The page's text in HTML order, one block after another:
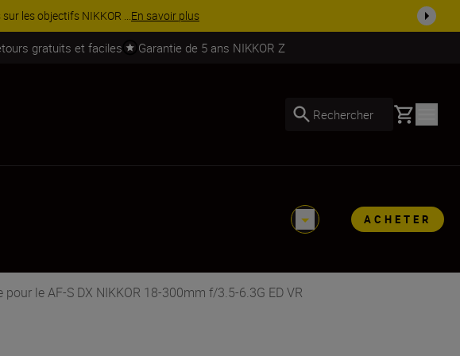
et économisez 15 % sur une sélection d’accessoires.
gratuits et faciles Garantie de 5 ans NIKKOR Z
Rechercher Basket
ACHETER
pour le AF-S DX NIKKOR 18-300mm f/3.5-6.3G ED VR